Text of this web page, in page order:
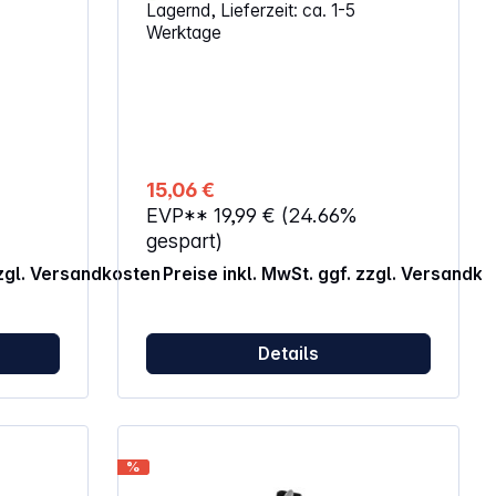
Versandkosten
das Reiben im 90°-Winkel Besonders
scharfe Klingen Reibe kann nach
Lagernd, Lieferzeit: ca. 1-5
Werktage
15,06 €
EVP**19,99 € (24.66%
gespart)
Preise inkl. MwSt. ggf. zzgl.
Details
%